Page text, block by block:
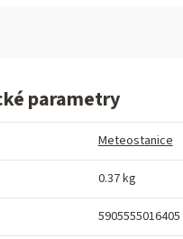
parametry
Meteostanice
0.37 kg
5905555016405